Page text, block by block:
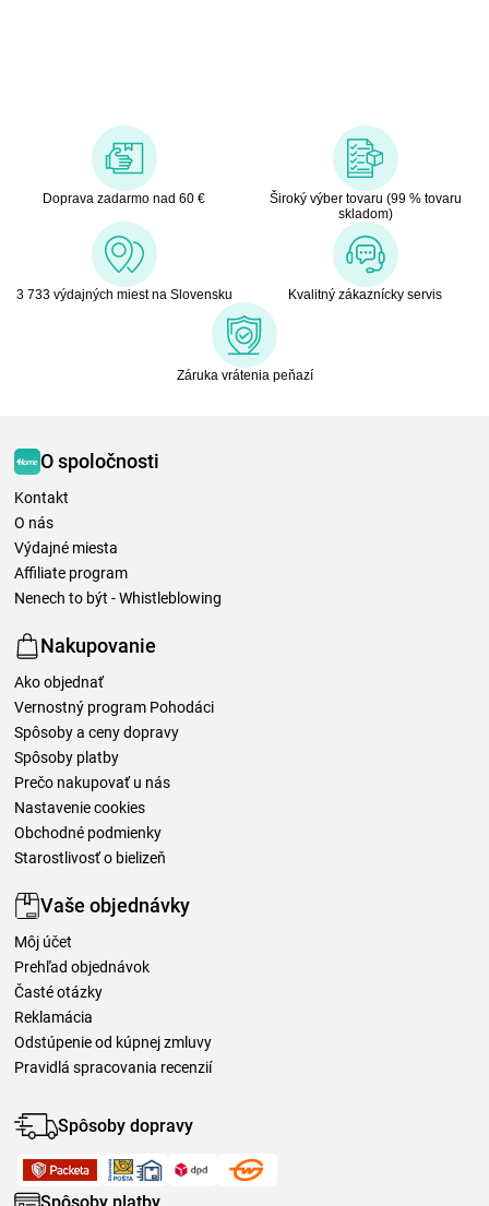
Doprava zadarmo nad 60 €
Široký výber tovaru (99 % tovaru
skladom)
3 733 výdajných miest na Slovensku Kvalitný zákaznícky servis
Záruka vrátenia peňazí
O spoločnosti
Kontakt
O nás
Výdajné miesta
Affiliate program
Nenech to být - Whistleblowing
Nakupovanie
Ako objednať
Vernostný program Pohodáci
Spôsoby a ceny dopravy
Spôsoby platby
Prečo nakupovať u nás
Nastavenie cookies
Obchodné podmienky
Starostlivosť o bielizeň
Vaše objednávky
Môj účet
Prehľad objednávok
Časté otázky
Reklamácia
Odstúpenie od kúpnej zmluvy
Pravidlá spracovania recenzií
Spôsoby dopravy